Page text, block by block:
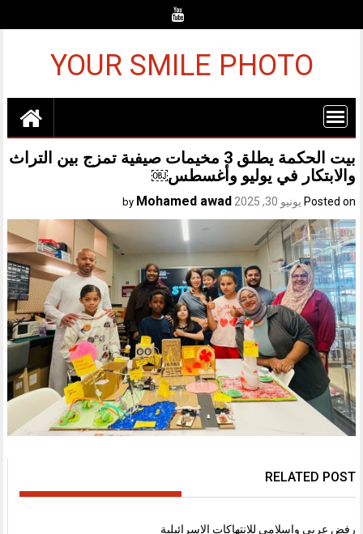
YOUR SMILE PHOTO
بيت الحكمة يطلق 3 مخيمات صيفية تمزج بين التراث
والابتكار في يوليو وأغسطس￼
Posted on يونيو 30, 2025 Mohamed awad
RELATED POST
رفض عربي وإسلامي للانتهاكات الإسرائيلية